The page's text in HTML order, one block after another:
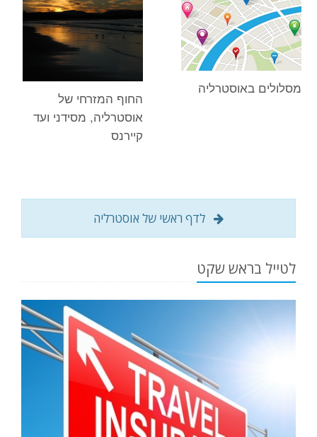
מסלולים באוסטרליה
החוף המזרחי של
אוסטרליה, מסידני ועד
קיירנס
לדף ראשי של אוסטרליה
לטייל בראש שקט